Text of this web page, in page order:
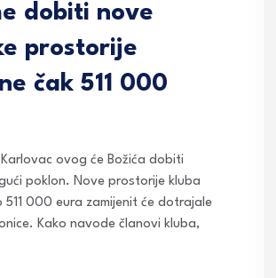
dobiti nove
prostorije
čak 511 000
Karlovac ovog će Božića dobiti
poklon. Nove prostorije kluba
511 000 eura zamijenit će dotrajale
Kako navode članovi kluba,